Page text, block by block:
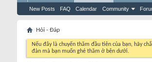
New Posts FAQ Calendar Community
Hỏi - Đáp
Nếu đây là chuyến thăm đầu tiên của bạn, hãy
đàn mà bạn muốn ghé thăm ở bên dưới.